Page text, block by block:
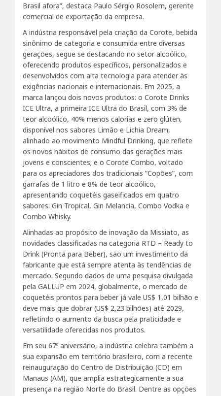
Brasil afora”, destaca Paulo Sérgio Rosolem, gerente
comercial de exportação da empresa.
A indústria responsável pela criação da Corote, bebida
sinônimo de categoria e consumida entre diversas
gerações, segue se destacando no setor alcoólico,
oferecendo produtos específicos, personalizados e
desenvolvidos com alta tecnologia para atender às
exigências nacionais e internacionais. Em 2025, a
marca lançou dois novos produtos: o Corote Drinks
ICE Ultra, a primeira ICE Ultra do Brasil, com 3% de
teor alcoólico, 40% menos calorias e zero glúten,
disponível nos sabores Limão e Lichia Dream,
alinhado ao movimento Mindful Drinking, que reflete
os novos hábitos de consumo das gerações mais
jovens e conscientes; e o Corote Combo, voltado
para os apreciadores dos tradicionais “Copões”, com
garrafas de 1 litro e 8% de teor alcoólico,
apresentando coquetéis gaseificados em quatro
sabores: Gin Tropical, Gin Melancia, Combo Vodka e
Combo Whisky.
Alinhadas ao propósito de inovação da Missiato, as
novidades classificadas na categoria RTD – Ready to
Drink (Pronta para Beber), são um investimento da
fabricante que está sempre atenta às tendências de
mercado. Segundo dados de uma pesquisa divulgada
pela GALLUP em 2024, globalmente, o mercado de
coquetéis prontos para beber já vale US$ 1,01 bilhão e
deve mais que dobrar (US$ 2,23 bilhões) até 2029,
refletindo o aumento da busca pela praticidade e
versatilidade oferecidas nos produtos.
Em seu 67º aniversário, a indústria celebra também a
sua expansão em território brasileiro, com a recente
reinauguração do Centro de Distribuição (CD) em
Manaus (AM), que amplia estrategicamente a sua
presença na região Norte do Brasil. Dentre as opções